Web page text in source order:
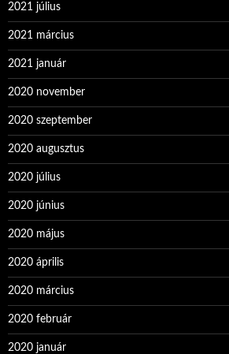
2021 július
2021 március
2021 január
2020 november
2020 szeptember
2020 augusztus
2020 július
2020 június
2020 május
2020 április
2020 március
2020 február
2020 január